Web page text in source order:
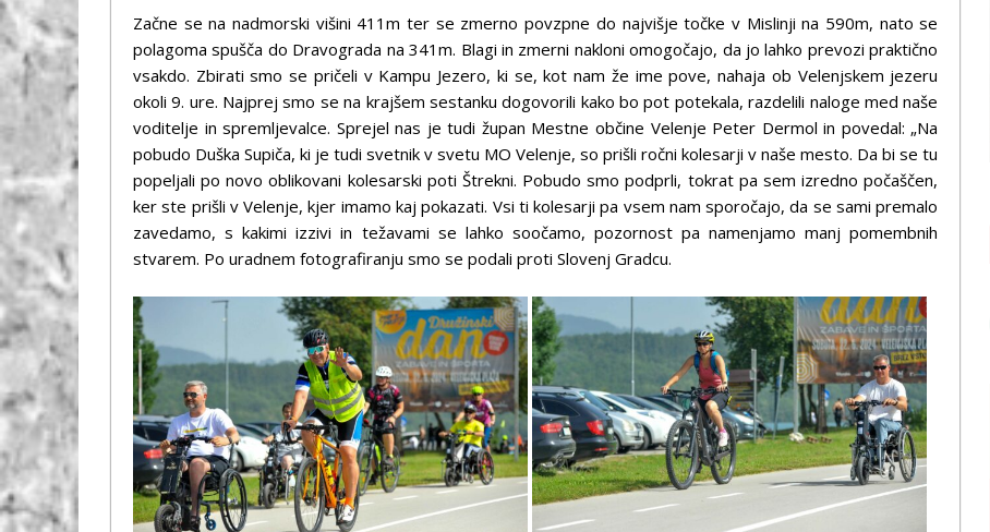
Začne se na nadmorski višini 411m ter se zmerno povzpne do najvišje točke v Mislinji na 590m, nato se
polagoma spušča do Dravograda na 341m. Blagi in zmerni nakloni omogočajo, da jo lahko prevozi praktično
vsakdo. Zbirati smo se pričeli v Kampu Jezero, ki se, kot nam že ime pove, nahaja ob Velenjskem jezeru
okoli 9. ure. Najprej smo se na krajšem sestanku dogovorili kako bo pot potekala, razdelili naloge med naše
voditelje in spremljevalce. Sprejel nas je tudi župan Mestne občine Velenje Peter Dermol in povedal: „Na
pobudo Duška Supiča, ki je tudi svetnik v svetu MO Velenje, so prišli ročni kolesarji v naše mesto. Da bi se tu
popeljali po novo oblikovani kolesarski poti Štrekni. Pobudo smo podprli, tokrat pa sem izredno počaščen,
ker ste prišli v Velenje, kjer imamo kaj pokazati. Vsi ti kolesarji pa vsem nam sporočajo, da se sami premalo
zavedamo, s kakimi izzivi in težavami se lahko soočamo, pozornost pa namenjamo manj pomembnih
stvarem. Po uradnem fotografiranju smo se podali proti Slovenj Gradcu.